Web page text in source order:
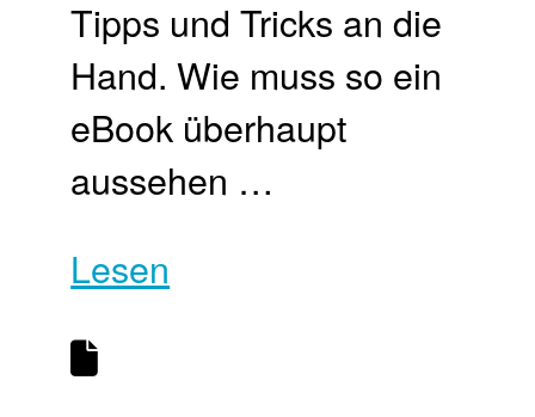
Tipps und Tricks an die
Hand. Wie muss so ein
eBook überhaupt
aussehen …
Lesen